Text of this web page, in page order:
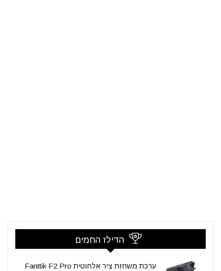
הדילז החמים
ערכת משחזת ציר אלחוטית Fanttik F2 Pro